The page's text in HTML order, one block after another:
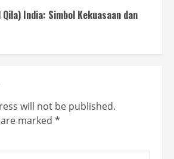
India: Simbol Kekuasaan dan
will not be published.
marked *